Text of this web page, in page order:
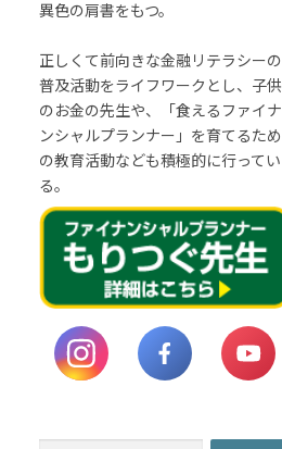
異色の肩書をもつ。
正しくて前向きな金融リテラシーの
普及活動をライフワークとし、子供
のお金の先生や、「食えるファイナ
ンシャルプランナー」を育てるため
の教育活動なども積極的に行ってい
る。